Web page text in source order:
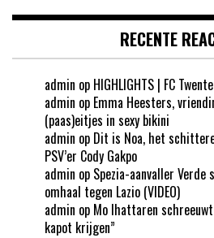
RECENTE
admin op HIGHLIGHTS | FC
admin op Emma Heesters,
(paas)eitjes in sexy bikini
admin op Dit is Noa, het
PSV’er Cody Gakpo
admin op Spezia-aanvaller
omhaal tegen Lazio (VIDEO)
admin op Mo Ihattaren
kapot krijgen”